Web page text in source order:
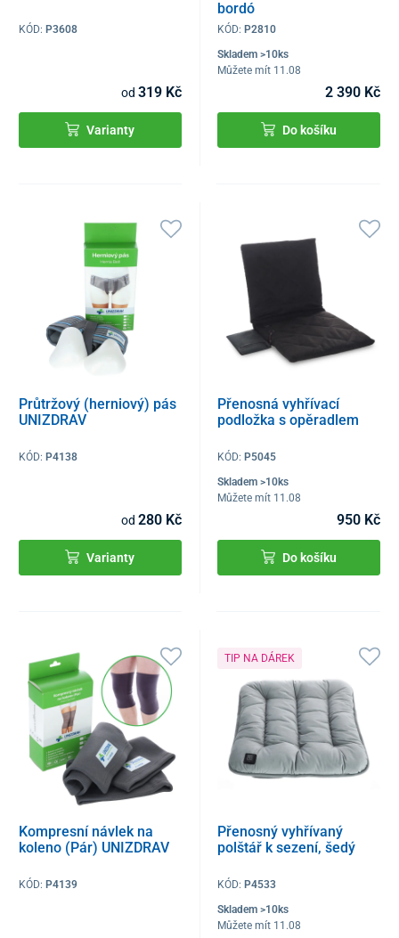
KÓD: P3608
od 319 Kč
Varianty
bordó
KÓD: P2810
Skladem >10ks
Můžete mít 11.08
2 390 Kč
Do košíku
Průtržový (herniový) pás
UNIZDRAV
KÓD: P4138
od 280 Kč
Varianty
Přenosná vyhřívací
podložka s opěradlem
KÓD: P5045
Skladem >10ks
Můžete mít 11.08
950 Kč
Do košíku
Kompresní návlek na
koleno (Pár) UNIZDRAV
KÓD: P4139
TIP NA DÁREK
Přenosný vyhřívaný
polštář k sezení, šedý
KÓD: P4533
Skladem >10ks
Můžete mít 11.08